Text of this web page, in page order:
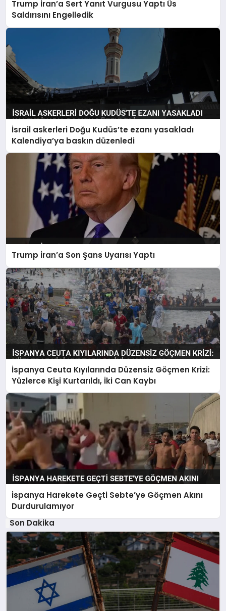
Trump İran’a Sert Yanıt Vurgusu Yaptı Üs
Saldırısını Engelledik
İsrail askerleri Doğu Kudüs’te ezanı yasakladı
Kalendiya’ya baskın düzenledi
Trump İran’a Son Şans Uyarısı Yaptı
İspanya Ceuta Kıyılarında Düzensiz Göçmen Krizi:
Yüzlerce Kişi Kurtarıldı, İki Can Kaybı
İspanya Harekete Geçti Sebte’ye Göçmen Akını
Durdurulamıyor
Son Dakika